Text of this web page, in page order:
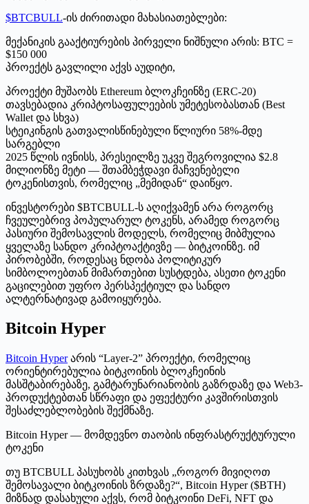
$BTCBULL-ის ძირითადი მახასიათებლები:
მექანიკის გააქტიურების პირველი ნიშნული არის: BTC =
$150 000
პროექტს გავლილი აქვს აუდიტი,
პროექტი მუშაობს Ethereum ბლოკჩეინზე (ERC-20)
თავსებადია კრიპტოსაფულეების უმეტესობასთან (Best
Wallet და სხვა)
სტეიკინგის გათვალისწინებული წლიური 58%-მდე
სარგებლი
2025 წლის ივნისს, პრესეილზე უკვე შეგროვილია $2.8
მილიონზე მეტი — შთამბეჭდავი მაჩვენებელი
ტოკენისთვის, რომელიც „მემიდან“ დაიწყო.
ინვესტორები $BTCBULL-ს აღიქვამენ არა როგორც
ჩვეულებრივ პოპულარულ ტოკენს, არამედ როგორც
პასიური შემოსავლის მოდელს, რომელიც მიბმულია
ყველაზე სანდო კრიპტოაქტივზე — ბიტკოინზე. იმ
პირობებში, როდესაც ნდობა პოლიტიკურ
სიმბოლოებთან მიმართებით სუსტდება, ასეთი ტოკენი
გაცილებით უფრო პერსპექტიულ და სანდო
ალტერნატივად გამოიყურება.
Bitcoin Hyper
Bitcoin Hyperარის “Layer-2” პროექტი, რომელიც
ორიენტირებულია ბიტკოინის ბლოკჩეინის
მასშტაბირებაზე, გამტარუნარიანობის გაზრდაზე და Web3-
პროდუქტებთან სწრაფი და ეფექტური კავშირისთვის
შესაძლებლობების შექმნაზე.
Bitcoin Hyper — მომდევნო თაობის ინფრასტრუქტურული
ტოკენი
თუ BTCBULL პასუხობს კითხვას „როგორ მივიღოთ
შემოსავალი ბიტკოინის ზრდაზე?“, Bitcoin Hyper ($BTH)
მიზნად დასახული აქვს, რომ ბიტკოინი DeFi, NFT და